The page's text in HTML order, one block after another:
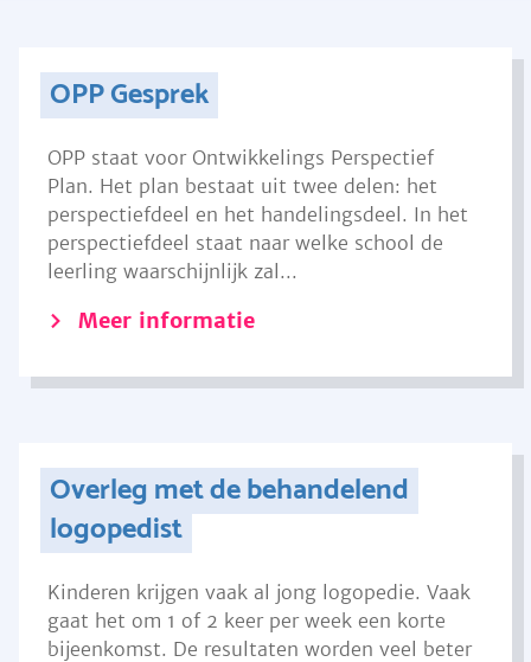
OPP Gesprek
OPP staat voor Ontwikkelings Perspectief
Plan. Het plan bestaat uit twee delen: het
perspectiefdeel en het handelingsdeel. In het
perspectiefdeel staat naar welke school de
leerling waarschijnlijk zal...
Meer informatie
Overleg met de behandelend
logopedist
Kinderen krijgen vaak al jong logopedie. Vaak
gaat het om 1 of 2 keer per week een korte
bijeenkomst. De resultaten worden veel beter